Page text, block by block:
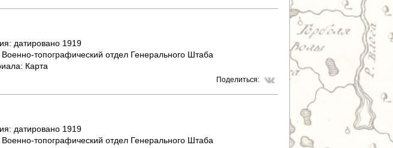
И
датировано 1919
Военно-топографический отдел Генерального Штаба
Карта
Поделиться:
датировано 1919
Военно-топографический отдел Генерального Штаба